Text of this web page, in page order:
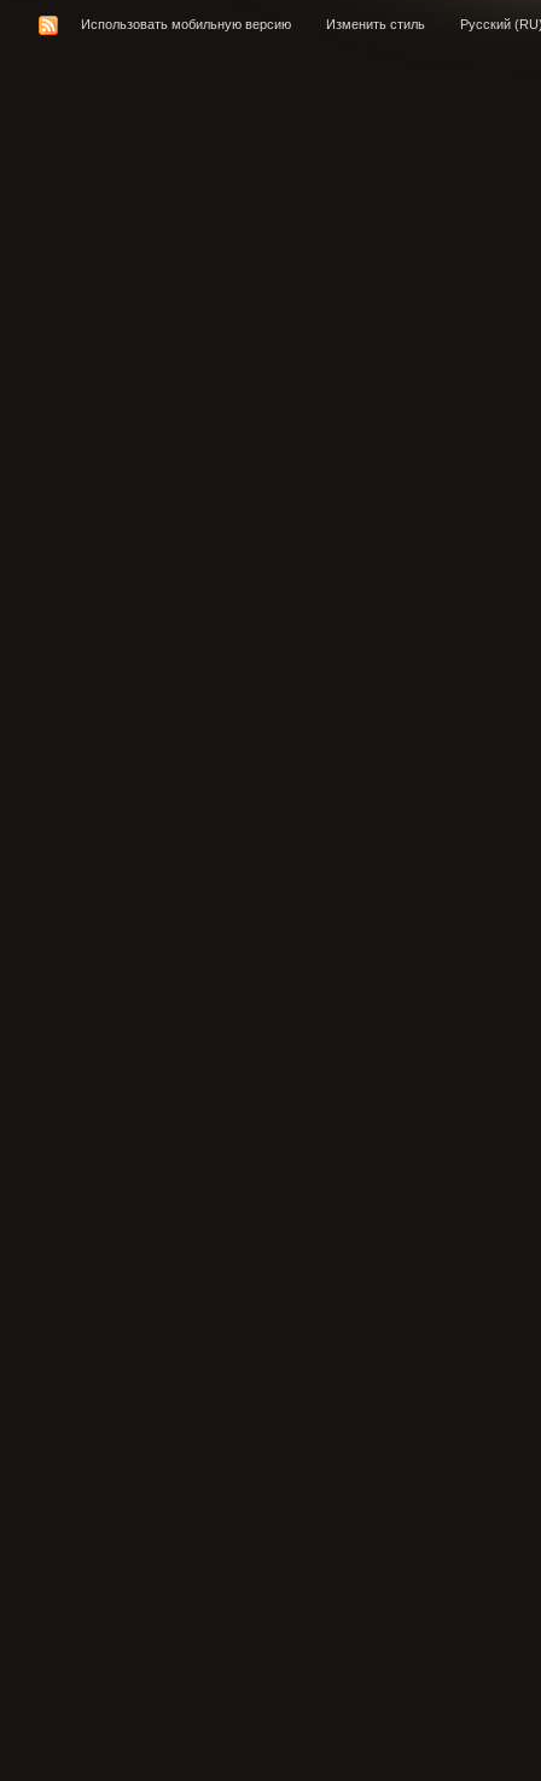
Использовать мобильную версию Изменить стиль Русский